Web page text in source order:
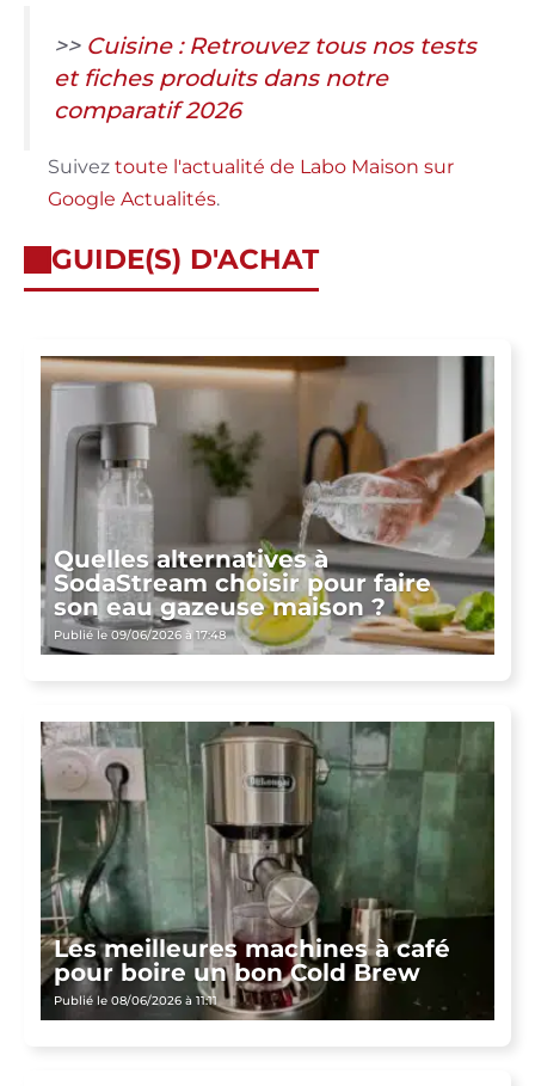
>> Cuisine : Retrouvez tous nos tests
et fiches produits dans notre
comparatif 2026
Suivez toute l'actualité de Labo Maison sur
Google Actualités.
GUIDE(S) D'ACHAT
Quelles alternatives à
SodaStream choisir pour faire
son eau gazeuse maison ?
Publié le 09/06/2026 à 17:48
Les meilleures machines à café
pour boire un bon Cold Brew
Publié le 08/06/2026 à 11:11